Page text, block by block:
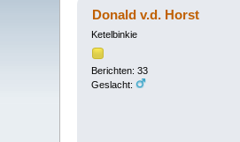
Donald v.d. Horst
Ketelbinkie
Berichten: 33
Geslacht: